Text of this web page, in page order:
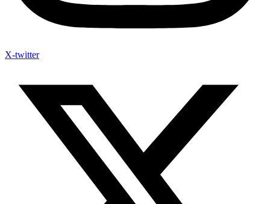
X-twitter